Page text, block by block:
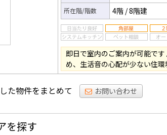
所在階/階数 4階 /8階建
即日で室内のご案内が可能で
め、生活音の心配が少ない住
た物件をまとめて お問い合わせ
を探す